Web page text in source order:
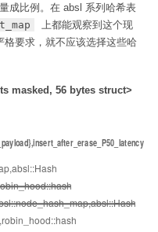
成比例。在 absl 系列哈希表
上都能观察到这个现
要求，就不应该选择这些哈
masked, 56 bytes struct>